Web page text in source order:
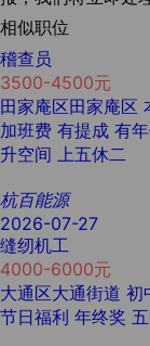
相似职位
稽查员
3500-4500元
田家庵区田家庵区
加班费 有提成 有
升空间
上五休二
杭百能源
2026-07-27
缝纫机工
4000-6000元
大通区大通街道 初
节日福利 年终奖